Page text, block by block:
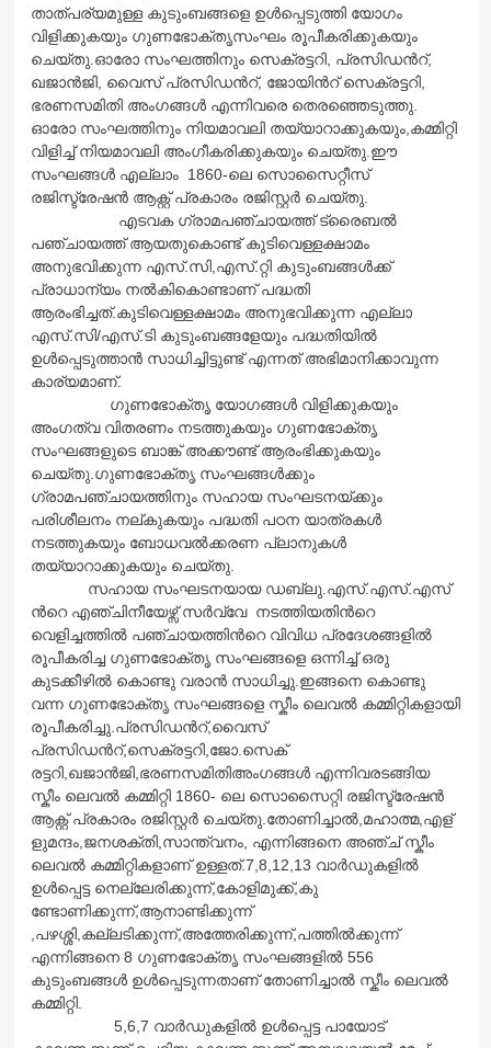
താത്പര്യമുള്ള കുടുംബങ്ങളെ ഉള്‍പ്പെടുത്തി യോഗം
വിളിക്കുകയും ഗുണഭോക്തൃസംഘം രൂപീകരിക്കുകയും
ചെയ്തു.ഓരോ സംഘത്തിനും സെക്രട്ടറി, പ്രസിഡന്‍റ്,
ഖജാന്‍ജി, വൈസ് പ്രസിഡന്‍റ്, ജോയിന്‍റ് സെക്രട്ടറി,
ഭരണസമിതി അംഗങ്ങള്‍ എന്നിവരെ തെരഞ്ഞെടുത്തു.
ഓരോ സംഘത്തിനും നിയമാവലി തയ്യാറാക്കുകയും,കമ്മിറ്റി
വിളിച്ച് നിയമാവലി അംഗീകരിക്കുകയും ചെയ്തു.ഈ
സംഘങ്ങള്‍ എല്ലാം 1860-ലെ സൊസൈറ്റീസ്
രജിസ്ട്രേഷന്‍ ആക്റ്റ് പ്രകാരം രജിസ്റ്റര്‍ ചെയ്തു.
എടവക ഗ്രാമപഞ്ചായത്ത് ട്രൈബല്‍
പഞ്ചായത്ത് ആയതുകൊണ്ട് കുടിവെള്ളക്ഷാമം
അനുഭവിക്കുന്ന എസ്.സി,എസ്.റ്റി കുടുംബങ്ങള്‍ക്ക്
പ്രാധാന്യം നല്‍കികൊണ്ടാണ് പദ്ധതി
ആരംഭിച്ചത്.കുടിവെള്ളക്ഷാമം അനുഭവിക്കുന്ന എല്ലാ
എസ്.സി/എസ്.ടി കുടുംബങ്ങളേയും പദ്ധതിയില്‍
ഉള്‍പ്പെടുത്താന്‍ സാധിച്ചിട്ടുണ്ട് എന്നത് അഭിമാനിക്കാവുന്ന
കാര്യമാണ്.
ഗുണഭോക്തൃ യോഗങ്ങള്‍ വിളിക്കുകയും
അംഗത്വ വിതരണം നടത്തുകയും ഗുണഭോക്തൃ
സംഘങ്ങളുടെ ബാങ്ക് അക്കൗണ്ട് ആരംഭിക്കുകയും
ചെയ്തു.ഗുണഭോക്തൃ സംഘങ്ങള്‍ക്കും
ഗ്രാമപഞ്ചായത്തിനും സഹായ സംഘടനയ്ക്കും
പരിശീലനം നല്കുകയും പദ്ധതി പഠന യാത്രകള്‍
നടത്തുകയും ബോധവല്‍ക്കരണ പ്ലാനുകള്‍
തയ്യാറാക്കുകയും ചെയ്തു.
സഹായ സംഘടനയായ ഡബ്ലു.എസ്.എസ്.എസ്
ന്‍റെ എഞ്ചിനീയേഴ്സ് സര്‍വ്വേ നടത്തിയതിന്‍റെ
വെളിച്ചത്തില്‍ പഞ്ചായത്തിന്‍റെ വിവിധ പ്രദേശങ്ങളില്‍
രൂപീകരിച്ച ഗുണഭോക്തൃ സംഘങ്ങളെ ഒന്നിച്ച് ഒരു
കുടക്കീഴില്‍ കൊണ്ടു വരാന്‍ സാധിച്ചു.ഇങ്ങനെ കൊണ്ടു
വന്ന ഗുണഭോക്തൃ സംഘങ്ങളെ സ്കീം ലെവല്‍ കമ്മിറ്റികളായി
രൂപീകരിച്ചു.പ്രസിഡന്‍റ്,വൈസ്
പ്രസിഡന്‍റ്,സെക്രട്ടറി,ജോ.സെക്
രട്ടറി,ഖജാന്‍ജി,ഭരണസമിതിഅംഗങ്ങള്‍ എന്നിവരടങ്ങിയ
സ്കീം ലെവല്‍ കമ്മിറ്റി 1860- ലെ സൊസൈറ്റി രജിസ്ട്രേഷന്‍
ആക്റ്റ് പ്രകാരം രജിസ്റ്റര്‍ ചെയ്തു.തോണിച്ചാല്‍,മഹാത്മ,എള്
ളുമന്ദം,ജനശക്തി,സാന്ത്വനം, എന്നിങ്ങനെ അഞ്ച് സ്കീം
ലെവല്‍ കമ്മിറ്റികളാണ് ഉള്ളത്.7,8,12,13 വാര്‍ഡുകളില്‍
ഉള്‍പ്പെട്ട നെല്ലേരിക്കുന്ന്,കോളിമുക്ക്,കു
ണ്ടോണിക്കുന്ന്,ആനാണ്ടിക്കുന്ന്
,പഴശ്ശി,കല്ലടിക്കുന്ന്,അത്തേരിക്കുന്ന്,പത്തില്‍ക്കുന്ന്
എന്നിങ്ങനെ 8 ഗുണഭോക്തൃ സംഘങ്ങളില്‍ 556
കുടുംബങ്ങള്‍ ഉള്‍പ്പെടുന്നതാണ് തോണിച്ചാല്‍ സ്കീം ലെവല്‍
കമ്മിറ്റി.
5,6,7 വാര്‍ഡുകളില്‍ ഉള്‍പ്പെട്ട പായോട്